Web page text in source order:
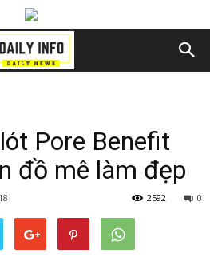
Pore Benefit
đồ mê làm đẹp
0
2592